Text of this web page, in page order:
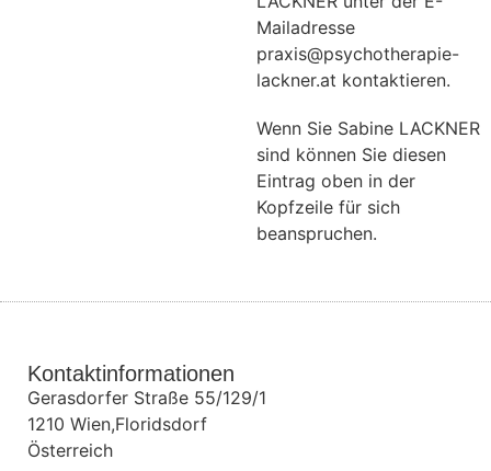
Mailadresse
praxis@psychotherapie-
lackner.at kontaktieren.
Wenn Sie Sabine LACKNER
sind können Sie diesen
Eintrag oben in der
Kopfzeile für sich
beanspruchen.
Kontaktinformationen
Gerasdorfer Straße 55/129/1
1210 Wien,Floridsdorf
Österreich